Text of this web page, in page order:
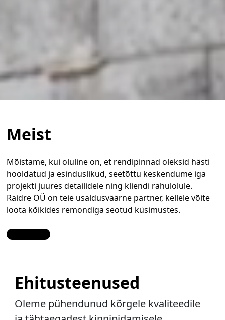
Meist
Mõistame, kui oluline on, et rendipinnad oleksid hästi
hooldatud ja esinduslikud, seetõttu keskendume iga
projekti juures detailidele ning kliendi rahulolule.
Raidre OÜ on teie usaldusväärne partner, kellele võite
loota kõikides remondiga seotud küsimustes.
Contact Us
Ehitusteenused
Oleme pühendunud kõrgele kvaliteedile